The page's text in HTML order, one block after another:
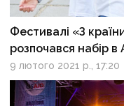
Фестивалі «З
розпочався набір
9 лютого 2021 р., 17:20